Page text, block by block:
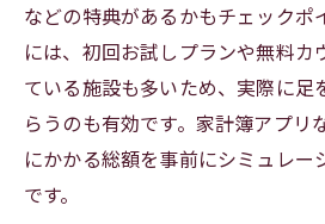
などの特典があるかもチェックポ
には、初回お試しプランや無料カ
ている施設も多いため、実際に足
らうのも有効です。家計簿アプリ
にかかる総額を事前にシミュレー
です。